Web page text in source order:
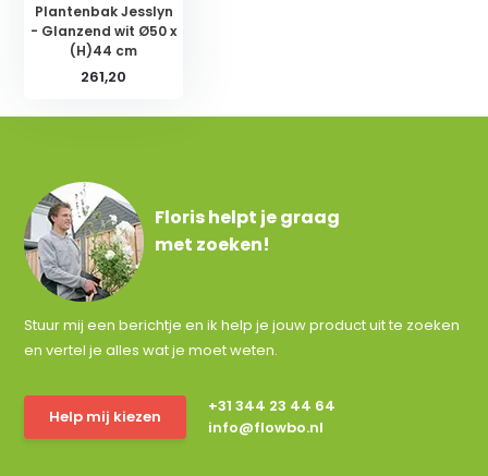
Plantenbak Jesslyn
- Glanzend wit Ø50 x
(H)44 cm
261,20
Floris helpt je graag
met zoeken!
Stuur mij een berichtje en ik help je jouw product uit te zoeken
en vertel je alles wat je moet weten.
Help mij kiezen
+31 344 23 44 64
info@flowbo.nl